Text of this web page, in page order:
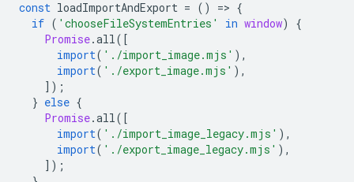
const loadImportAndExport = () => {
if ( 'chooseFileSystemEntries' in window)
{
Promise.all([
import( './import_image.mjs' ),
import( './export_image.mjs' ),
]);
} else {
Promise.all([
import( './import_image_legacy.mjs' ),
import( './export_image_legacy.mjs' ),
]);